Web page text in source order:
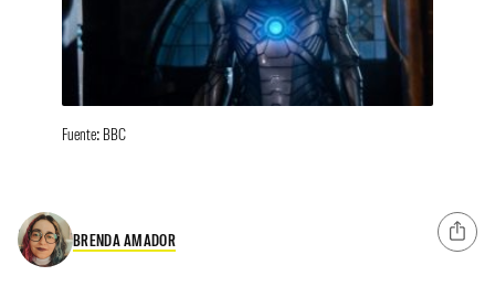
Fuente: BBC
BRENDA AMADOR